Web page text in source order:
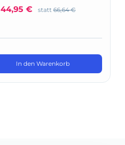
44,95 € statt 66,64 €
In den Warenkorb